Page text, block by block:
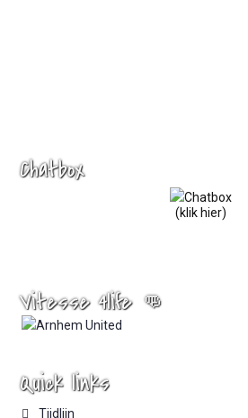
Chatbox
(klik hier)
Vitesse 4life 👊
Quick links
Tijdlijn